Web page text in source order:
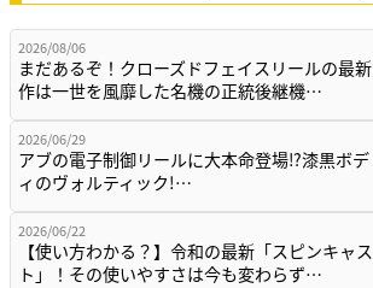
2026/08/06
まだあるぞ！クローズドフェイスリールの最新
作は一世を風靡した名機の正統後継機…
2026/06/29
アブの電子制御リールに大本命登場⁉漆黒ボデ
ィのヴォルティック!…
2026/06/22
【使い方わかる？】令和の最新「スピンキャス
ト」！その使いやすさは今も変わらず…